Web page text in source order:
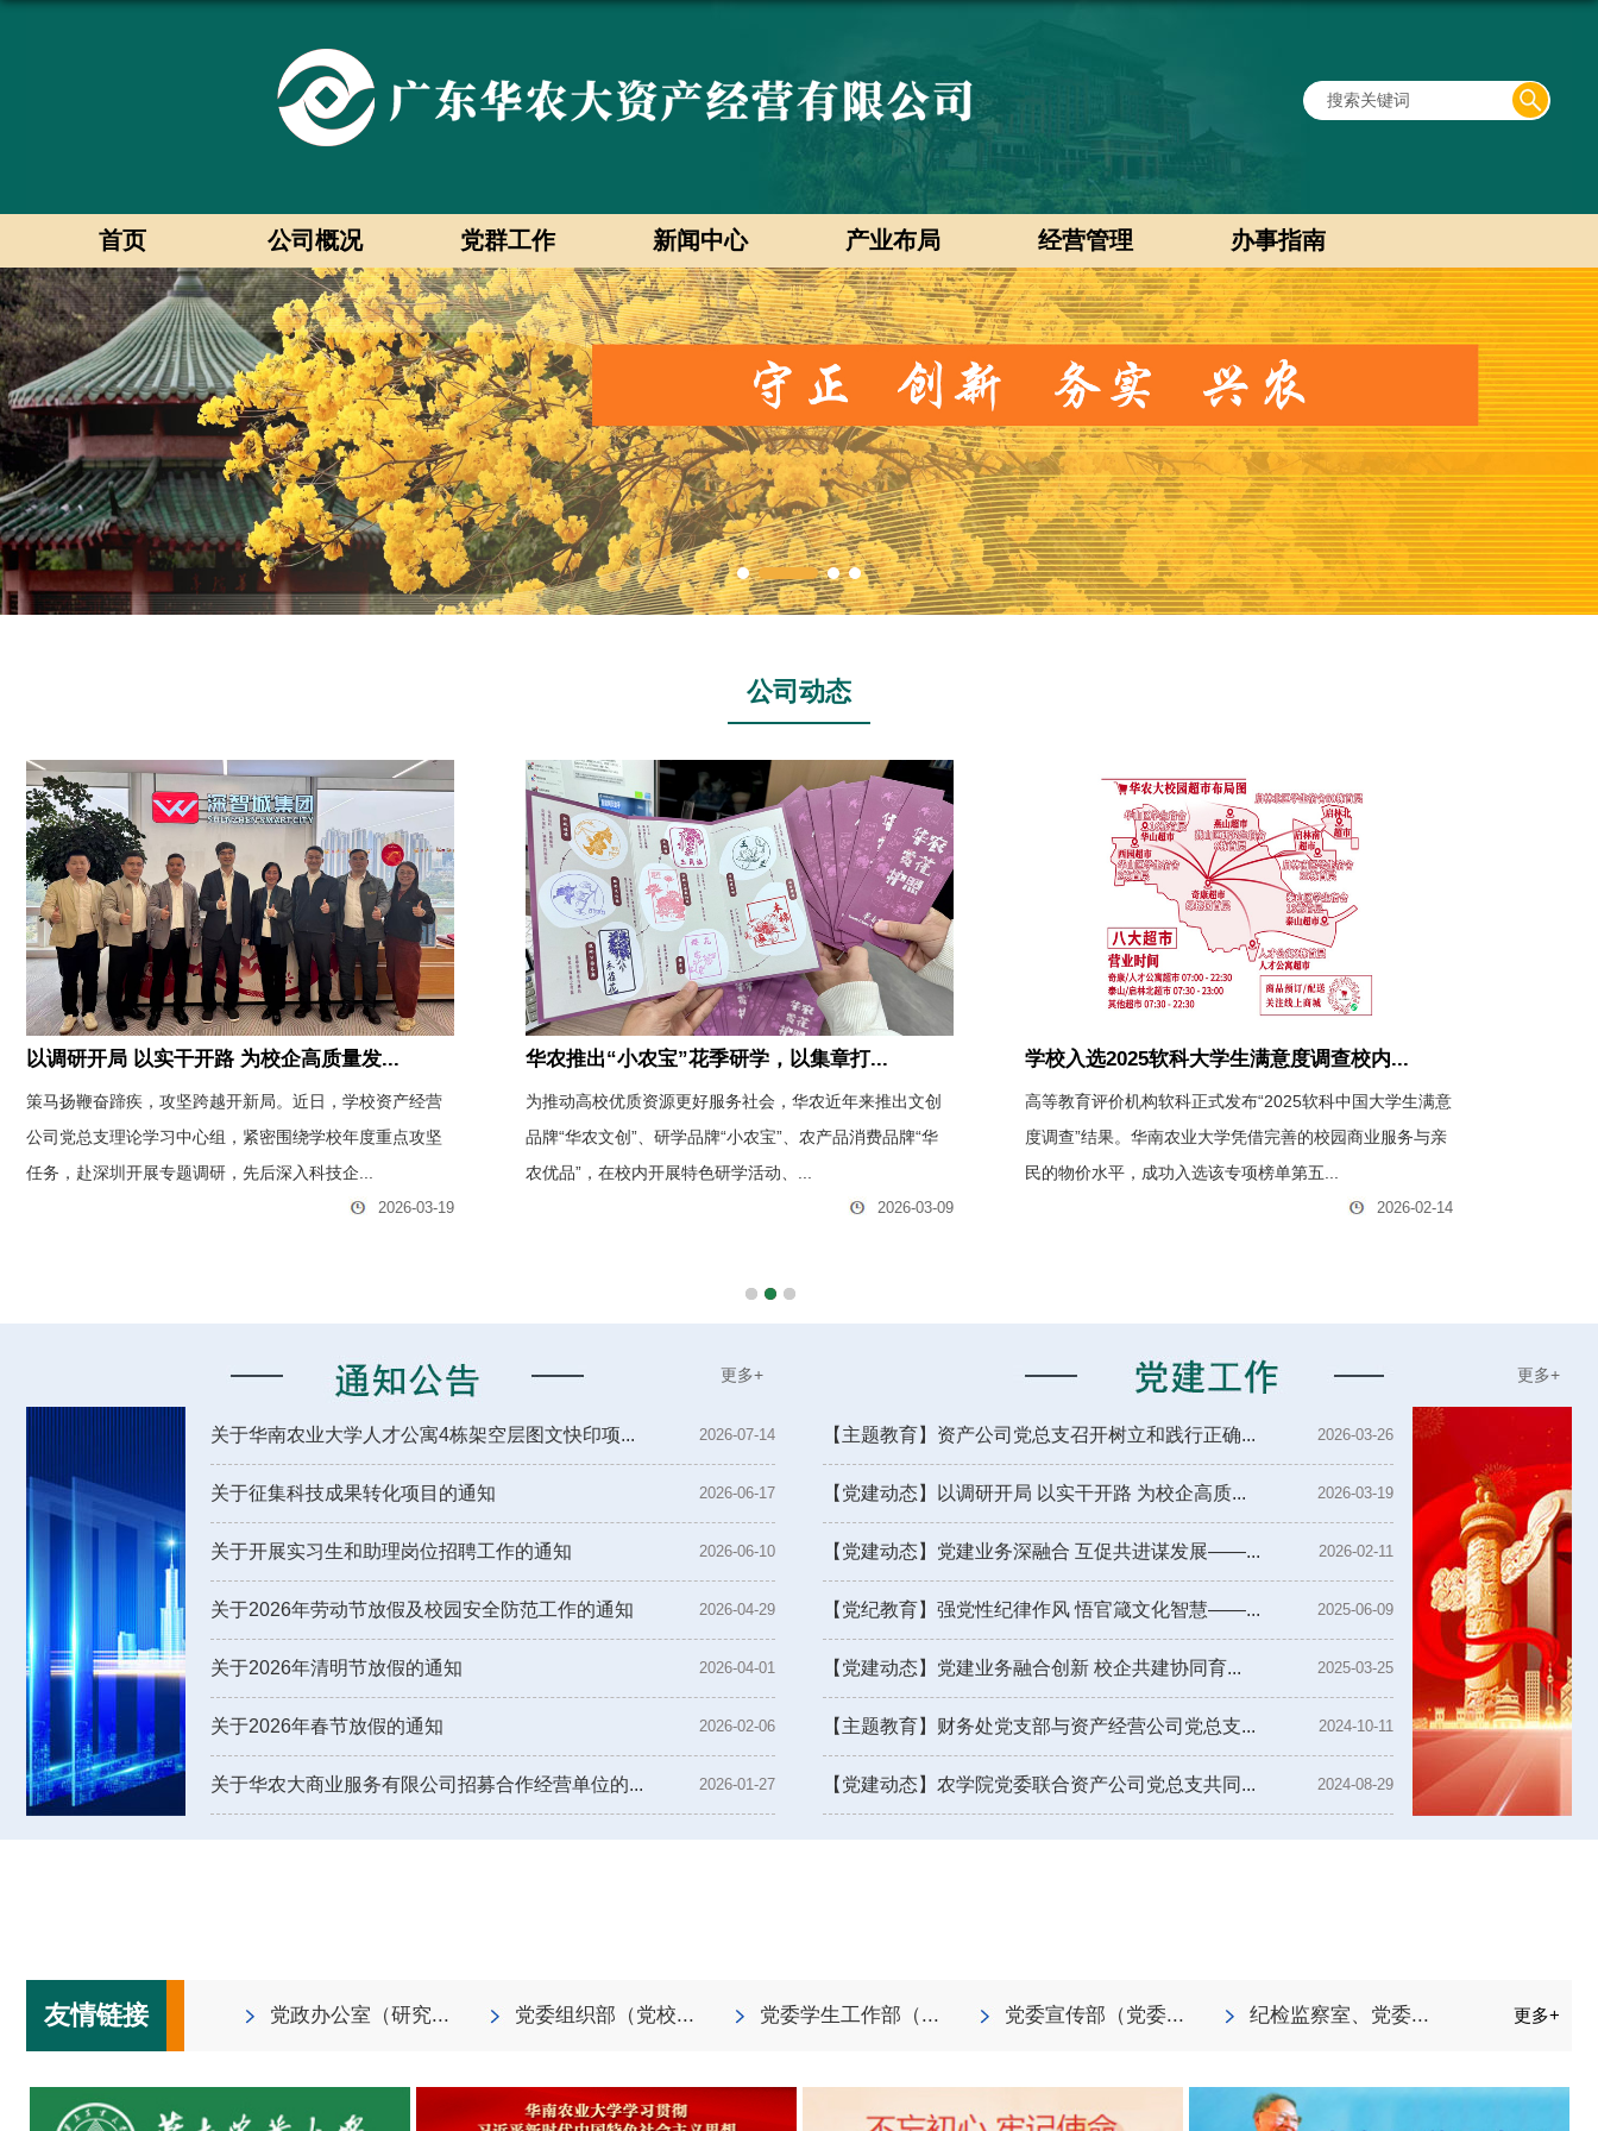
首页 公司概况 党群工作 新闻中心 产业布局 经营管理 办事指南
公司动态
以调研开局 以实干开路 为校企高质量发...
策马扬鞭奋蹄疾，攻坚跨越开新局。近日，学校资产经营
公司党总支理论学习中心组，紧密围绕学校年度重点攻坚
任务，赴深圳开展专题调研，先后深入科技企...
2026-03-19
华农推出“小农宝”花季研学，以集章打...
为推动高校优质资源更好服务社会，华农近年来推出文创
品牌“华农文创”、研学品牌“小农宝”、农产品消费品牌“华
农优品”，在校内开展特色研学活动、...
2026-03-09
学校入选2025软科大学生满意度调查校内...
高等教育评价机构软科正式发布“2025软科中国大学生满意
度调查”结果。华南农业大学凭借完善的校园商业服务与亲
民的物价水平，成功入选该专项榜单第五...
2026-02-14
更多+
关于华南农业大学人才公寓4栋架空层图文快印项... 2026-07-14
关于征集科技成果转化项目的通知 2026-06-17
关于开展实习生和助理岗位招聘工作的通知 2026-06-10
关于2026年劳动节放假及校园安全防范工作的通知 2026-04-29
关于2026年清明节放假的通知 2026-04-01
关于2026年春节放假的通知 2026-02-06
关于华农大商业服务有限公司招募合作经营单位的... 2026-01-27
更多+
【主题教育】资产公司党总支召开树立和践行正确... 2026-03-26
【党建动态】以调研开局 以实干开路 为校企高质... 2026-03-19
【党建动态】党建业务深融合 互促共进谋发展——... 2026-02-11
【党纪教育】强党性纪律作风 悟官箴文化智慧——... 2025-06-09
【党建动态】党建业务融合创新 校企共建协同育... 2025-03-25
【主题教育】财务处党支部与资产经营公司党总支... 2024-10-11
【党建动态】农学院党委联合资产公司党总支共同... 2024-08-29
友情链接 党政办公室（研究... 党委组织部（党校... 党委学生工作部（... 党委宣传部（党委... 纪检监察室、党委... 更多+